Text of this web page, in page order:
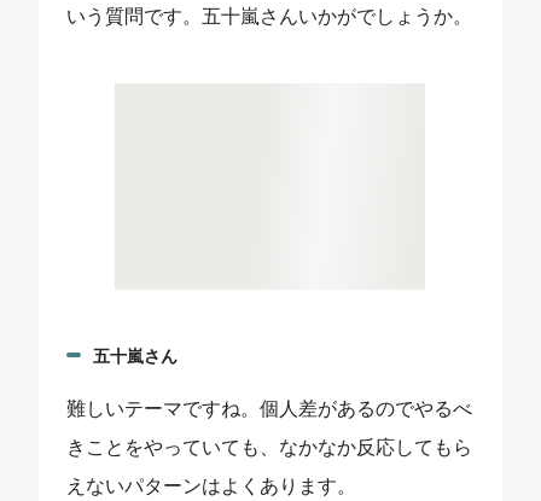
いう質問です。五十嵐さんいかがでしょうか。
五十嵐さん
難しいテーマですね。個人差があるのでやるべ
きことをやっていても、なかなか反応してもら
えないパターンはよくあります。